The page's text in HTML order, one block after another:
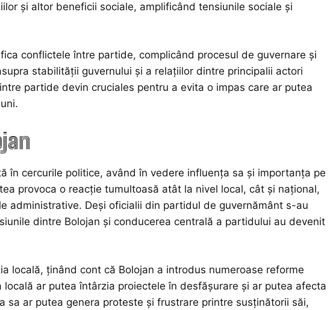
și altor beneficii sociale, amplificând tensiunile sociale și
conflictele între partide, complicând procesul de guvernare și
stabilității guvernului și a relațiilor dintre principalii actori
partide devin cruciales pentru a evita o impas care ar putea
în cercurile politice, având în vedere influența sa și importanța pe
provoca o reacție tumultoasă atât la nivel local, cât și național,
administrative. Deși oficialii din partidul de guvernământ s-au
dintre Bolojan și conducerea centrală a partidului au devenit
locală, ținând cont că Bolojan a introdus numeroase reforme
ar putea întârzia proiectele în desfășurare și ar putea afecta
ar putea genera proteste și frustrare printre susținătorii săi,